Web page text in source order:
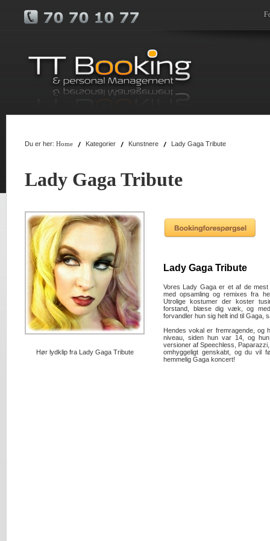
Du er her: Home Kategorier Kunstnere Lady Gaga Tribute
Lady Gaga Tribute
Hør lydklip fra Lady Gaga Tribute
Lady Gaga Tribute
Vores Lady Gaga er et af de
med opsamling og remixes fra
Utrolige kostumer der koster
forstand, blæse dig væk, og
forvandler hun sig helt ind til Gaga,
Hendes vokal er fremragende, og
niveau, siden hun var 14, og
versioner af Speechless,
omhyggeligt genskabt, og du vil
hemmelig Gaga koncert!